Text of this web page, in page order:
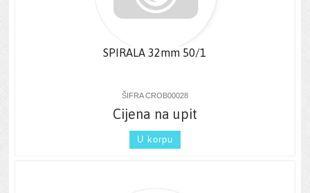
SPIRALA 32mm 50/1
ŠIFRA CROB00028
Cijena na upit
U korpu